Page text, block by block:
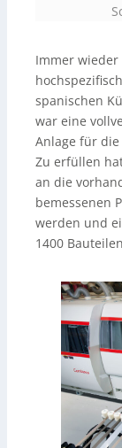
Immer
spanischen
war eine
Anlage für
Zu erfüllen
an die
bemessenen
werden und
1400